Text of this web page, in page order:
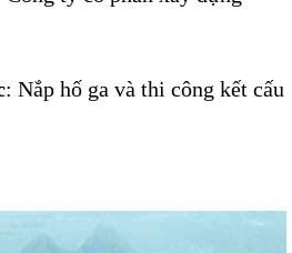
: Nắp hố ga và thi công kết cấu